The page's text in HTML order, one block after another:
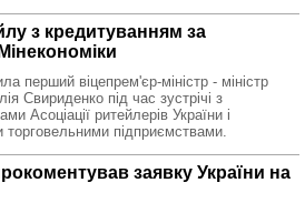
з кредитуванням за
перший віцепрем'єр-міністр - міністр
Свириденко під час зустрічі з
Асоціації ритейлерів України і
торговельними підприємствами.
заявку України на